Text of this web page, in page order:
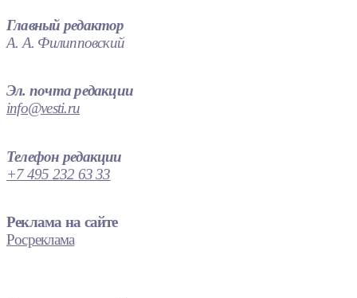
Главный редактор
А. А. Филипповский
Эл. почта редакции
info@vesti.ru
Телефон редакции
+7 495 232 63 33
Реклама на сайте
Росреклама